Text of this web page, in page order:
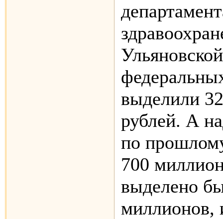
выделили
рублей. А
по
700
выделено
миллионов,